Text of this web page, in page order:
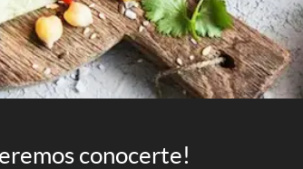
conocerte!